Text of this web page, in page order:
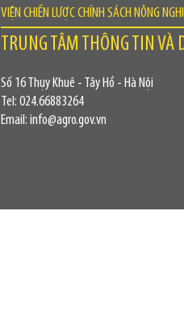
VIỆN CHIẾN LƯỢC CHÍNH SÁCH NÔNG
TRUNG TÂM THÔNG TIN
Số 16 Thụy Khuê - Tây Hồ - Hà Nội
Tel: 024.66883264
Email: info@agro.gov.vn